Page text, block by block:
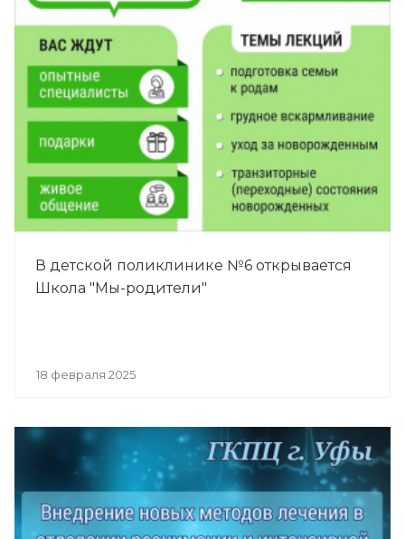
В детской поликлинике №6 открывается
Школа "Мы-родители"
18 февраля 2025